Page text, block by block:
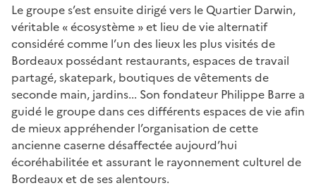
Le groupe s’est ensuite dirigé vers le Quartier Darwin,
véritable « écosystème » et lieu de vie alternatif
considéré comme l’un des lieux les plus visités de
Bordeaux possédant restaurants, espaces de travail
partagé, skatepark, boutiques de vêtements de
seconde main, jardins... Son fondateur Philippe Barre a
guidé le groupe dans ces différents espaces de vie afin
de mieux appréhender l’organisation de cette
ancienne caserne désaffectée aujourd’hui
écoréhabilitée et assurant le rayonnement culturel de
Bordeaux et de ses alentours.